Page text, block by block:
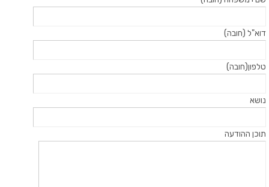
דוא"ל (חובה)
טלפון(חובה)
נושא
תוכן ההודעה